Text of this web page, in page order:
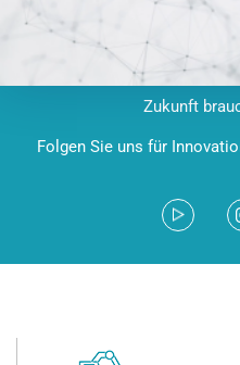
Zukunft
Folgen Sie uns für